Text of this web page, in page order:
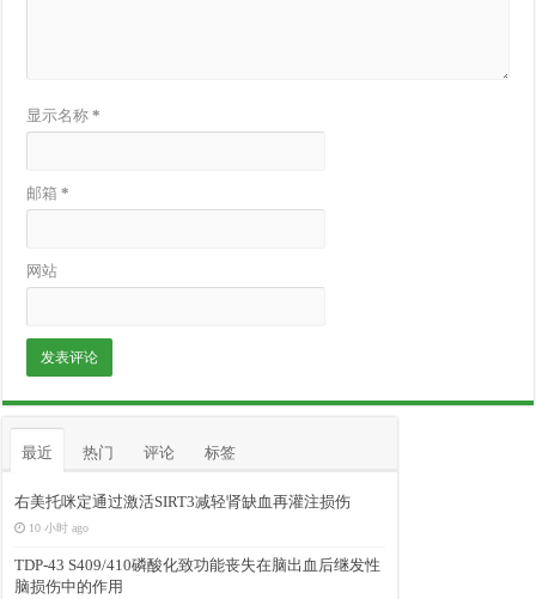
显示名称*
邮箱*
网站
最近 热门 评论 标签
右美托咪定通过激活SIRT3减轻肾缺血再灌注损伤
10 小时 ago
TDP-43 S409/410磷酸化致功能丧失在脑出血后继发性
脑损伤中的作用